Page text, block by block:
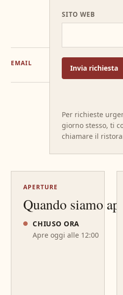
55
EMAIL
SITO WEB
Invia richiesta
Per richieste
giorno stesso, ti
chiamare il
APERTURE
Quando siamo
CHIUSO ORA
Apre oggi alle 12:00